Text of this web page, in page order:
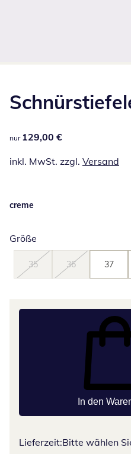
129,00 €
nur 129,00 €
inkl. MwSt. zzgl. Versand
creme
Größe
35 36 37
In den
Lieferzeit:Bitte wählen